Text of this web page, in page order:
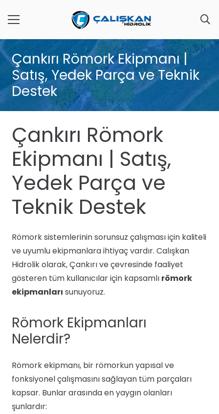
Çankırı Römork Ekipmanı |
Satış, Yedek Parça ve Teknik
Destek
Çankırı Römork
Ekipmanı | Satış,
Yedek Parça ve
Teknik Destek
Römork sistemlerinin sorunsuz çalışması için kaliteli
ve uyumlu ekipmanlara ihtiyaç vardır. Calışkan
Hidrolik olarak, Çankırı ve çevresinde faaliyet
gösteren tüm kullanıcılar için kapsamlı römork
ekipmanları sunuyoruz.
Römork Ekipmanları
Nelerdir?
Römork ekipmanı, bir römorkun yapısal ve
fonksiyonel çalışmasını sağlayan tüm parçaları
kapsar. Bunlar arasında en yaygın olanları
şunlardır: